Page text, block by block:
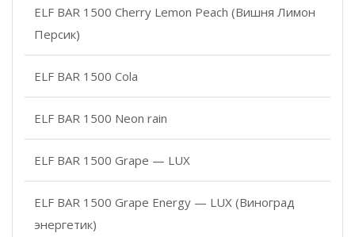
ELF BAR 1500 Cherry Lemon Peach (Вишня Лимон
Персик)
ELF BAR 1500 Cola
ELF BAR 1500 Neon rain
ELF BAR 1500 Grape — LUX
ELF BAR 1500 Grape Energy — LUX (Виноград
энергетик)